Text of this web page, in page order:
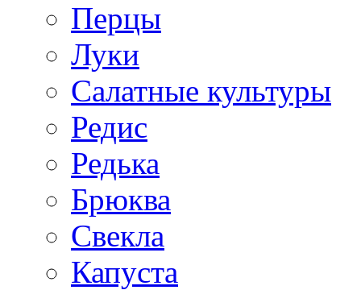
Перцы
Луки
Салатные культуры
Редис
Редька
Брюква
Свекла
Капуста